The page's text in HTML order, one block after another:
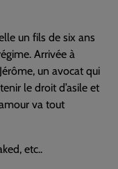
un fils de six ans
Arrivée à
un avocat qui
le droit d’asile et
va tout
etc..